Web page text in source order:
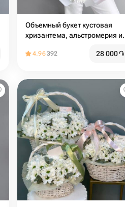
Объемный букет кустовая
хризантема, альстромерия и
4.96392 28 000֏